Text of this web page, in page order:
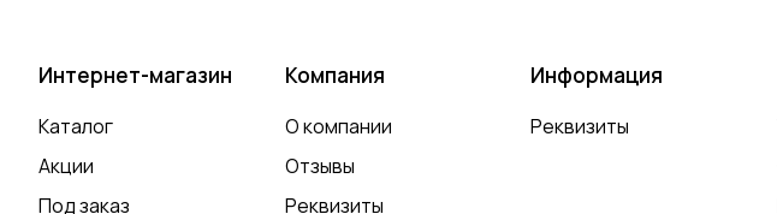
Интернет-магазин
Каталог
Акции
Под заказ
Компания
О компании
Отзывы
Реквизиты
Информация
Реквизиты